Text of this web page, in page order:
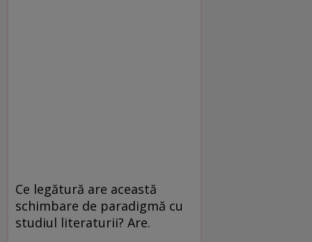
Ce legătură are această
schimbare de paradigmă cu
studiul literaturii? Are.